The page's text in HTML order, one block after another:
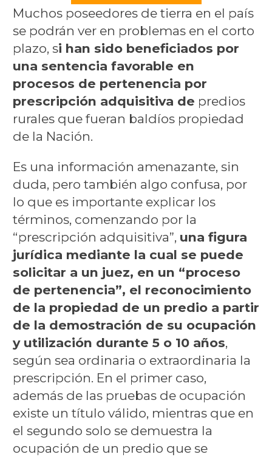
Muchos poseedores de tierra en el país
se podrán ver en problemas en el corto
plazo, si han sido beneficiados por
una sentencia favorable en
procesos de pertenencia por
prescripción adquisitiva de predios
rurales que fueran baldíos propiedad
de la Nación.
Es una información amenazante, sin
duda, pero también algo confusa, por
lo que es importante explicar los
términos, comenzando por la
“prescripción adquisitiva”, una figura
jurídica mediante la cual se puede
solicitar a un juez, en un “proceso
de pertenencia”, el reconocimiento
de la propiedad de un predio a partir
de la demostración de su ocupación
y utilización durante 5 o 10 años,
según sea ordinaria o extraordinaria la
prescripción. En el primer caso,
además de las pruebas de ocupación
existe un título válido, mientras que en
el segundo solo se demuestra la
ocupación de un predio que se